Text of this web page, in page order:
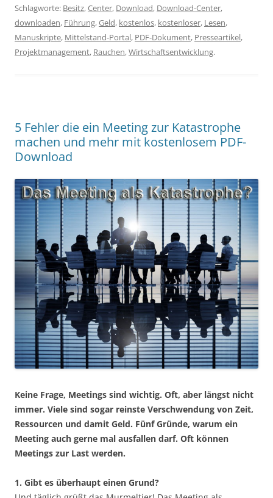
Schlagworte: Besitz,Center, Download, Download-Center,
downloaden, Führung,Geld, kostenlos, kostenloser, Lesen,
Manuskripte, Mittelstand-Portal, PDF-Dokument, Presseartikel,
Projektmanagement, Rauchen,Wirtschaftsentwicklung.
5 Fehler die ein Meeting zur Katastrophe
machen und mehr mit kostenlosem PDF-
Download
Keine Frage, Meetings sind wichtig. Oft, aber längst nicht
immer. Viele sind sogar reinste Verschwendung von Zeit,
Ressourcen und damit Geld. Fünf Gründe, warum ein
Meeting auch gerne mal ausfallen darf. Oft können
Meetings zur Last werden.
1. Gibt es überhaupt einen Grund?